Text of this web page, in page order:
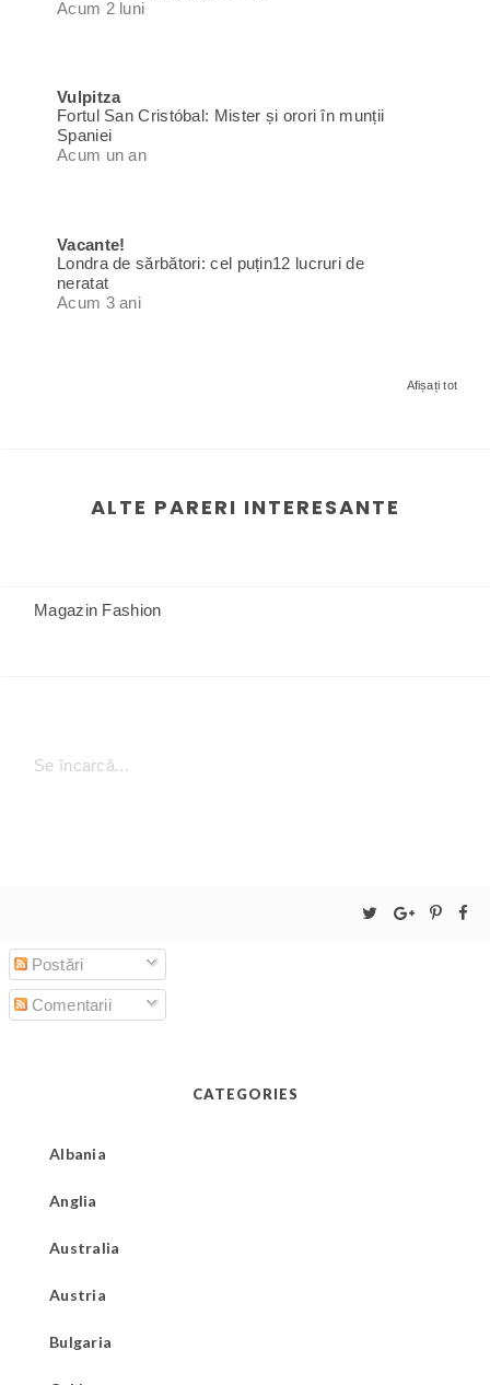
Acum 2 luni
Vulpitza
Fortul San Cristóbal: Mister și orori în munții
Spaniei
Acum un an
Vacante!
Londra de sărbători: cel puțin12 lucruri de
neratat
Acum 3 ani
Afișați tot
ALTE PARERI INTERESANTE
Magazin Fashion
Se încarcă...
Postări
Comentarii
CATEGORIES
Albania
Anglia
Australia
Austria
Bulgaria